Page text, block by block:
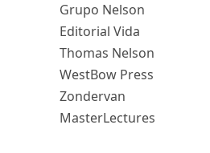
Grupo Nelson
Editorial Vida
Thomas Nelson
WestBow Press
Zondervan
MasterLectures